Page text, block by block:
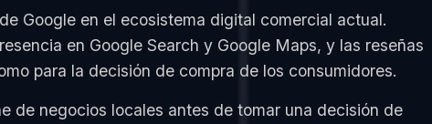
Google en el ecosistema digital comercial actual.
en Google Search y Google Maps, y las reseñas
para la decisión de compra de los consumidores.
de negocios locales antes de tomar una decisión de